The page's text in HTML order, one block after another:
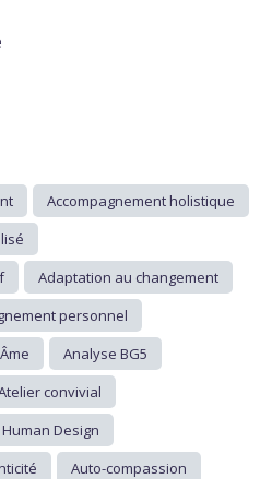
Accompagnement holistique
Adaptation au changement
personnel
Âme
Analyse BG5
convivial
Design
Auto-compassion